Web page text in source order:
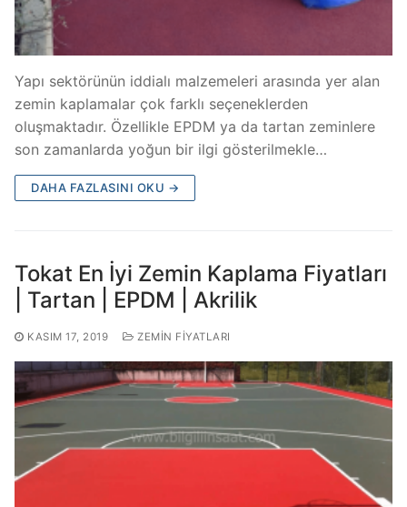
Yapı sektörünün iddialı malzemeleri arasında yer alan
zemin kaplamalar çok farklı seçeneklerden
oluşmaktadır. Özellikle EPDM ya da tartan zeminlere
son zamanlarda yoğun bir ilgi gösterilmekle…
DAHA FAZLASINI OKU →
Tokat En İyi Zemin Kaplama Fiyatları
| Tartan | EPDM | Akrilik­
KASIM 17, 2019 ZEMIN FIYATLARI